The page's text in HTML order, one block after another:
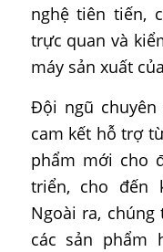
nghệ tiên tiến,
trực quan và
máy sản xuất
Đội ngũ
cam kết hỗ trợ
phẩm mới cho
triển, cho đến
Ngoài ra,
các sản phẩm